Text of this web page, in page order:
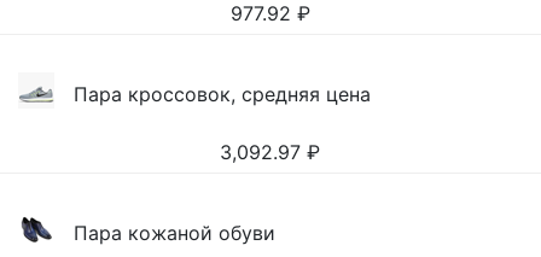
977.92 ₽
Пара кроссовок, средняя цена
3,092.97 ₽
Пара кожаной обуви